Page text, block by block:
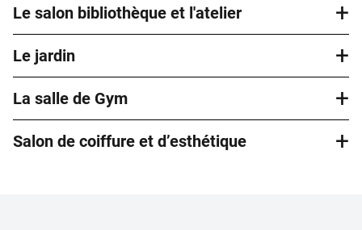
Le bar permet de partager un moment de détente
accompagné d’un café le matin ou après le déjeuner,
autour d’un verre le midi ou en fin de journée avec vos
Domitys facilite le quotidien en proposant une cuisine
variée, équilibrée et préparée sur place par un chef et son
Le salon bibliothèque et l'atelier +
Des lieux où chacun prend plaisir à venir, même seul. Vous
pouvez par exemple vous y rendre pour lire un bon roman,
participer à des animations collectives.
Le jardin +
Si vous aimez prendre l’air, vous apprécierez vous
promener dans le jardin de la résidence, découvrir les
fleurs, les différentes plantes et profiter d’un espace
La salle de Gym +
La salle de gym est à votre disposition avec divers
Salon de coiffure et d’esthétique +